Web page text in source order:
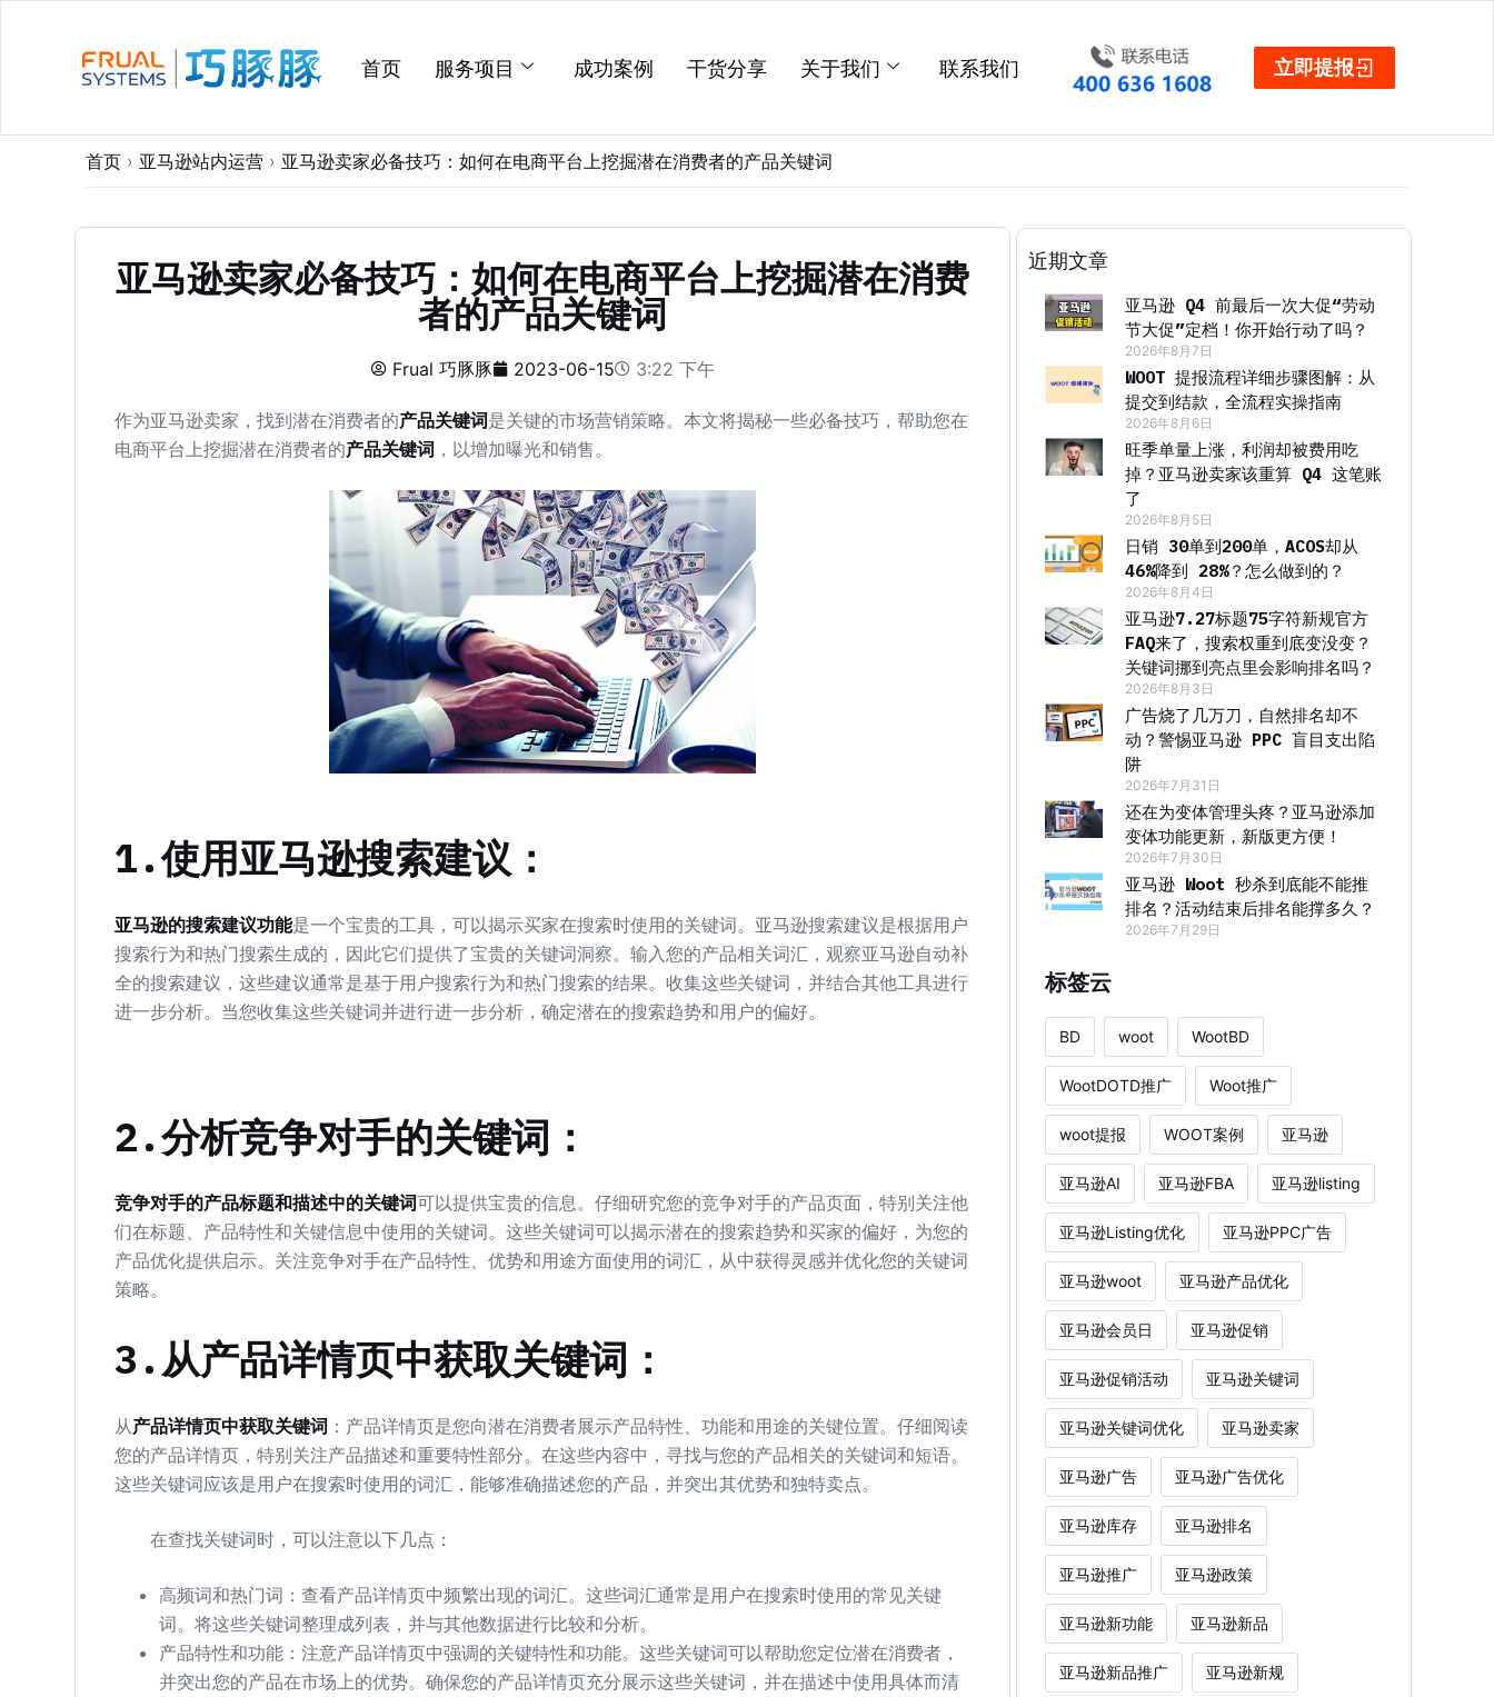
首页 服务项目 成功案例 干货分享 关于我们 联系我们 立即提报
首页 › 亚马逊站内运营 › 亚马逊卖家必备技巧：如何在电商平台上挖掘潜在消费者的产品关键词
亚马逊卖家必备技巧：如何在电商平台上挖掘潜在消费
者的产品关键词
Frual 巧豚豚 2023-06-15 3:22 下午
作为亚马逊卖家，找到潜在消费者的产品关键词是关键的市场营销策略。本文将揭秘一些必备技巧，帮助您在
电商平台上挖掘潜在消费者的产品关键词 ，以增加曝光和销售。
1.使用亚马逊搜索建议：
亚马逊的搜索建议功能是一个宝贵的工具，可以揭示买家在搜索时使用的关键词。亚马逊搜索建议是根据用户
搜索行为和热门搜索生成的，因此它们提供了宝贵的关键词洞察。输入您的产品相关词汇，观察亚马逊自动补
全的搜索建议，这些建议通常是基于用户搜索行为和热门搜索的结果。收集这些关键词，并结合其他工具进行
进一步分析。当您收集这些关键词并进行进一步分析，确定潜在的搜索趋势和用户的偏好。
2.分析竞争对手的关键词：
竞争对手的产品标题和描述中的关键词可以提供宝贵的信息。仔细研究您的竞争对手的产品页面，特别关注他
们在标题、产品特性和关键信息中使用的关键词。这些关键词可以揭示潜在的搜索趋势和买家的偏好，为您的
产品优化提供启示。关注竞争对手在产品特性、优势和用途方面使用的词汇，从中获得灵感并优化您的关键词
策略。
3.从产品详情页中获取关键词：
从产品详情页中获取关键词 ：产品详情页是您向潜在消费者展示产品特性、功能和用途的关键位置。仔细阅读
您的产品详情页，特别关注产品描述和重要特性部分。在这些内容中，寻找与您的产品相关的关键词和短语。
这些关键词应该是用户在搜索时使用的词汇，能够准确描述您的产品，并突出其优势和独特卖点。
在查找关键词时，可以注意以下几点：
高频词和热门词：查看产品详情页中频繁出现的词汇。这些词汇通常是用户在搜索时使用的常见关键
词。将这些关键词整理成列表，并与其他数据进行比较和分析。
产品特性和功能：注意产品详情页中强调的关键特性和功能。这些关键词可以帮助您定位潜在消费者，
并突出您的产品在市场上的优势。确保您的产品详情页充分展示这些关键词，并在描述中使用具体而清
近期文章
亚马逊 Q4 前最后一次大促“劳动
节大促”定档！你开始行动了吗？
2026年8月7日
WOOT 提报流程详细步骤图解：从
提交到结款，全流程实操指南
2026年8月6日
旺季单量上涨，利润却被费用吃
掉？亚马逊卖家该重算 Q4 这笔账
了
2026年8月5日
日销 30单到200单，ACOS却从
46%降到 28%？怎么做到的？
2026年8月4日
亚马逊7.27标题75字符新规官方
FAQ来了，搜索权重到底变没变？
关键词挪到亮点里会影响排名吗？
2026年8月3日
广告烧了几万刀，自然排名却不
动？警惕亚马逊 PPC 盲目支出陷
阱
2026年7月31日
还在为变体管理头疼？亚马逊添加
变体功能更新，新版更方便！
2026年7月30日
亚马逊 Woot 秒杀到底能不能推
排名？活动结束后排名能撑多久？
2026年7月29日
标签云
BD woot WootBD
WootDOTD推广 Woot推广
woot提报 WOOT案例 亚马逊
亚马逊AI 亚马逊FBA 亚马逊listing
亚马逊Listing优化 亚马逊PPC广告
亚马逊woot 亚马逊产品优化
亚马逊会员日 亚马逊促销
亚马逊促销活动 亚马逊关键词
亚马逊关键词优化 亚马逊卖家
亚马逊广告 亚马逊广告优化
亚马逊库存 亚马逊排名
亚马逊推广 亚马逊政策
亚马逊新功能 亚马逊新品
亚马逊新品推广 亚马逊新规